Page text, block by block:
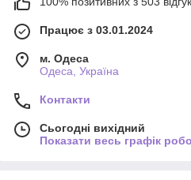
Працює з 03.01.2024
м. Одеса
Одеса, Україна
Контакти
Сьогодні вихідний
Показати весь графік